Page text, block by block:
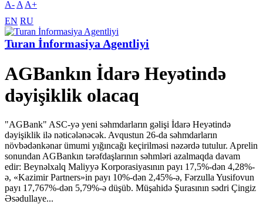
A- A A+
EN RU
Turan İnformasiya Agentliyi
AGBankın İdarə Heyətində
dəyişiklik olacaq
"AGBank" ASC-yə yeni səhmdarların gəlişi İdarə Heyətində
dəyişiklik ilə nəticələnəcək. Avqustun 26-da səhmdarların
növbədənkənar ümumi yığıncağı keçirilməsi nəzərdə tutulur. Aprelin
sonundan AGBankın tərəfdaşlarının səhmləri azalmaqda davam
edir: Beynəlxalq Maliyyə Korporasiyasının payı 17,5%-dən 4,28%-
ə, «Kazimir Partners»in payı 10%-dən 2,45%-ə, Fərzulla Yusifovun
payı 17,767%-dən 5,79%-ə düşüb. Müşahidə Şurasının sədri Çingiz
Əsədullaye...